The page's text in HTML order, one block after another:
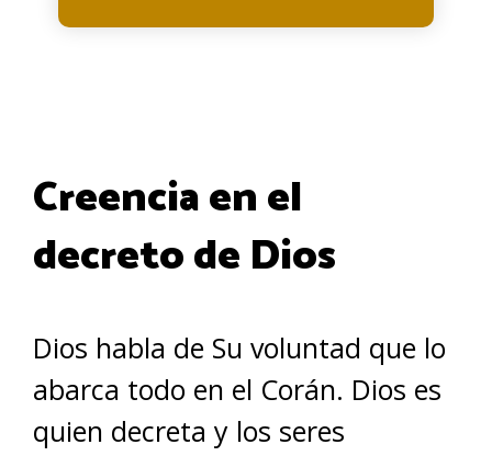
Creencia en el
decreto de Dios
Dios habla de Su voluntad que lo
abarca todo en el Corán. Dios es
quien decreta y los seres